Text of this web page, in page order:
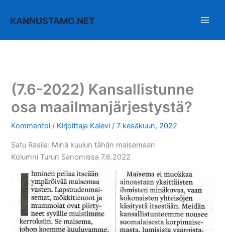
sisältöön
KANNUSTAMO.NET
(7.6-2022) Kansallistunne
osa maailmanjärjestystä?
Kommentoi / Kirjoittaja Kalevi/7 kesäkuun, 2022
Satu Rasila: Minä kuulun tähän maisemaan
Kolumni Turun Sanomissa 7.6.2022